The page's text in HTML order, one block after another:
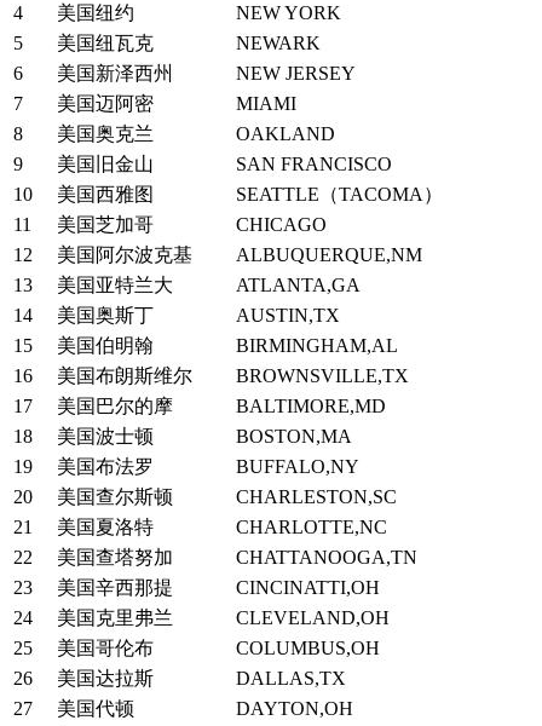
4
美国纽约
NEW YORK
5
美国纽瓦克
NEWARK
6
美国新泽西州
NEW JERSEY
7
美国迈阿密
MIAMI
8
美国奥克兰
OAKLAND
9
美国旧金山
SAN FRANCISCO
10
美国西雅图
SEATTLE（TACOMA）
11
美国芝加哥
CHICAGO
12
美国阿尔波克基
ALBUQUERQUE,NM
13
美国亚特兰大
ATLANTA,GA
14
美国奥斯丁
AUSTIN,TX
15
美国伯明翰
BIRMINGHAM,AL
16
美国布朗斯维尔
BROWNSVILLE,TX
17
美国巴尔的摩
BALTIMORE,MD
18
美国波士顿
BOSTON,MA
19
美国布法罗
BUFFALO,NY
20
美国查尔斯顿
CHARLESTON,SC
21
美国夏洛特
CHARLOTTE,NC
22
美国查塔努加
CHATTANOOGA,TN
23
美国辛西那提
CINCINATTI,OH
24
美国克里弗兰
CLEVELAND,OH
25
美国哥伦布
COLUMBUS,OH
26
美国达拉斯
DALLAS,TX
27
美国代顿
DAYTON,OH